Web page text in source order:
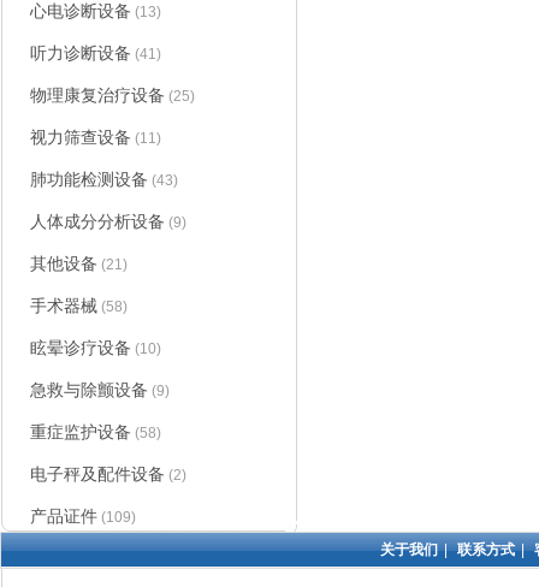
心电诊断设备 (13)
听力诊断设备 (41)
物理康复治疗设备 (25)
视力筛查设备 (11)
肺功能检测设备 (43)
人体成分分析设备 (9)
其他设备 (21)
手术器械 (58)
眩晕诊疗设备 (10)
急救与除颤设备 (9)
重症监护设备 (58)
电子秤及配件设备 (2)
产品证件 (109)
防褥疮床垫 | 关于我们 | 联系方式 |